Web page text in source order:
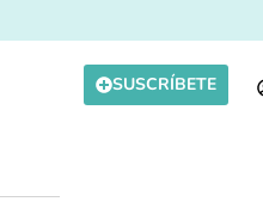
SUSCRÍBETE